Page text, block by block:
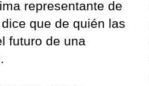
representante de
que de quién las
futuro de una